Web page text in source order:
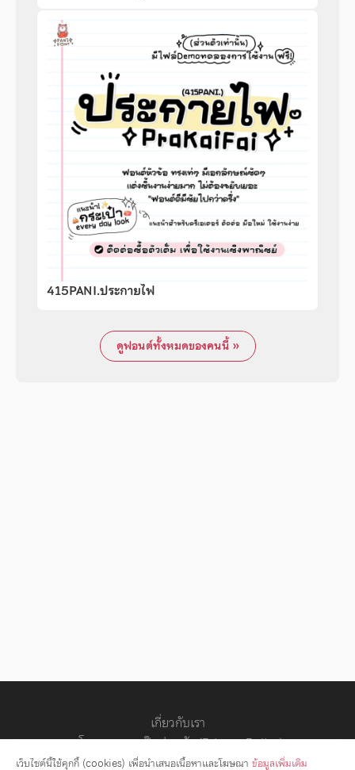
415PANI.ประกายไฟ
ดูฟอนต์ทั้งหมดของคนนี้ »
เกี่ยวกับเรา
นโยบายความเป็นส่วนตัว (Privacy Policy)
สัญญาอนุญาต
เว็บไซต์นี้ใช้คุกกี้ (cookies) เพื่อนำเสนอเนื้อหาและโฆษณา ข้อมูลเพิ่มเติม